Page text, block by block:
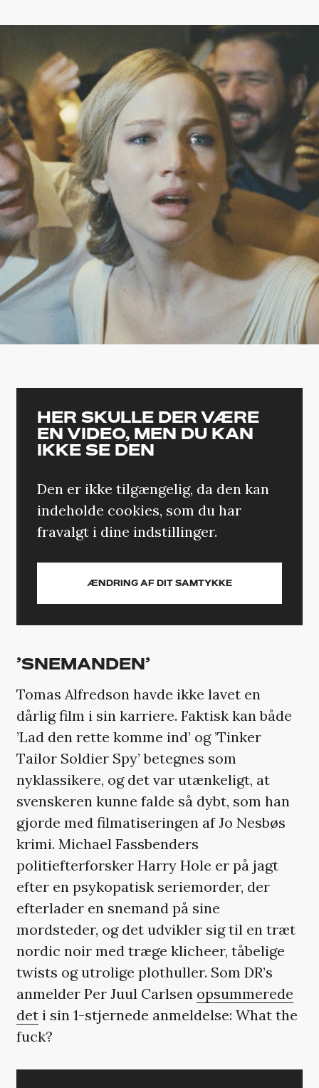
HER SKULLE DER VÆRE
EN VIDEO, MEN DU KAN
IKKE SE DEN
Den er ikke tilgængelig, da den kan
indeholde cookies, som du har
fravalgt i dine indstillinger.
ÆNDRING AF DIT SAMTYKKE
’SNEMANDEN’
Tomas Alfredson havde ikke lavet en
dårlig film i sin karriere. Faktisk kan både
’Lad den rette komme ind’ og ’Tinker
Tailor Soldier Spy’ betegnes som
nyklassikere, og det var utænkeligt, at
svenskeren kunne falde så dybt, som han
gjorde med filmatiseringen af Jo Nesbøs
krimi. Michael Fassbenders
politiefterforsker Harry Hole er på jagt
efter en psykopatisk seriemorder, der
efterlader en snemand på sine
mordsteder, og det udvikler sig til en træt
nordic noir med træge klicheer, tåbelige
twists og utrolige plothuller. Som DR’s
anmelder Per Juul Carlsen opsummerede
deti sin 1-stjernede anmeldelse: What the
fuck?